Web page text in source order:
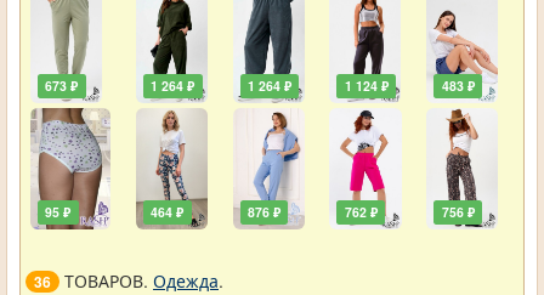
673 ₽
95 ₽
1 264 ₽
464 ₽
1 264 ₽
876 ₽
1 124 ₽
762 ₽
483 ₽
756 ₽
36 ТОВАРОВ. Одежда.